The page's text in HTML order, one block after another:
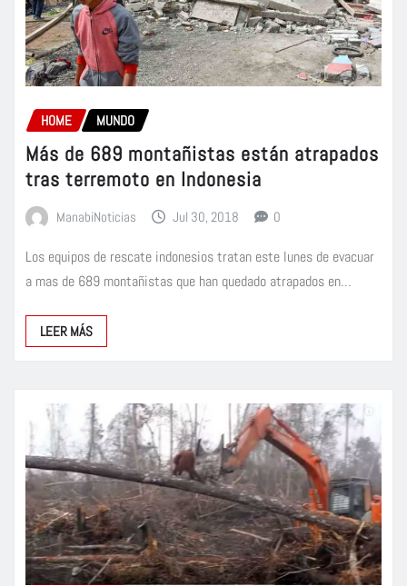
HOME MUNDO
Más de 689 montañistas están atrapados
tras terremoto en Indonesia
ManabiNoticias Jul 30, 2018 0
Los equipos de rescate indonesios tratan este lunes de evacuar
a mas de 689 montañistas que han quedado atrapados en…
LEER MÁS